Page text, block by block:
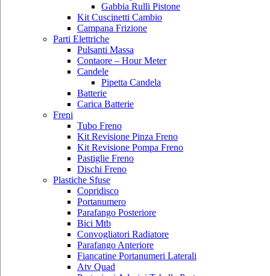
Gabbia Rulli Pistone
Kit Cuscinetti Cambio
Campana Frizione
Parti Elettriche
Pulsanti Massa
Contaore – Hour Meter
Candele
Pipetta Candela
Batterie
Carica Batterie
Freni
Tubo Freno
Kit Revisione Pinza Freno
Kit Revisione Pompa Freno
Pastiglie Freno
Dischi Freno
Plastiche Sfuse
Copridisco
Portanumero
Parafango Posteriore
Bici Mtb
Convogliatori Radiatore
Parafango Anteriore
Fiancatine Portanumeri Laterali
Atv Quad